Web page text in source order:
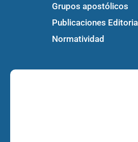
Grupos apostólicos
Publicaciones
Normatividad